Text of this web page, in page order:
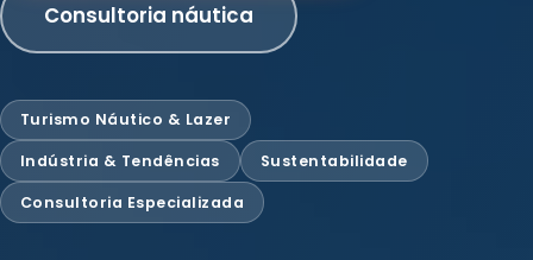
Consultoria náutica
Turismo Náutico & Lazer
Indústria & Tendências Sustentabilidade
Consultoria Especializada